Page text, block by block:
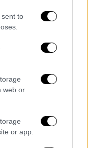
to
web or
or app.
εντός
ότι
των
20 δις.
3η θέση των
προϊόντα η
τις οποίες